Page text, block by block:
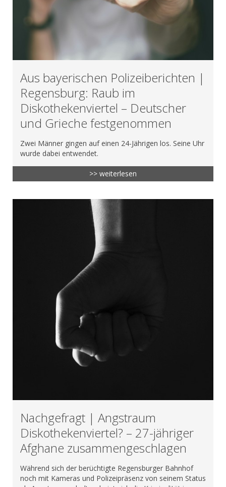
Aus bayerischen Polizeiberichten |
Regensburg: Raub im
Diskothekenviertel – Deutscher
und Grieche festgenommen
Zwei Männer gingen auf einen 24-Jährigen los. Seine Uhr
wurde dabei entwendet.
>> weiterlesen
Nachgefragt | Angstraum
Diskothekenviertel? – 27-jähriger
Afghane zusammengeschlagen
Während sich der berüchtigte Regensburger Bahnhof
noch mit Kameras und Polizeipräsenz von seinem Status